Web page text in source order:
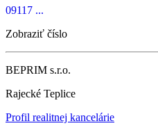
09117 ...
Zobraziť číslo
BEPRIM s.r.o.
Rajecké Teplice
Profil realitnej kancelárie